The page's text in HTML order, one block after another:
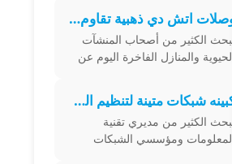
التشغيلي عبر اقتناء rg45 كونكتر
أصلي يضمن نقل البياناتوصلات اتش دي ذهبية تقاوم الصدأ وتضمن جودة بث لا تضاهى
الكثير من أصحاب المنشآت
والمنازل الفاخرة اليوم عن
موصلات وكابلات عالية
تضمن نقل الإشارات
كبينه شبكات متينة لتنظيم السيرفرات والأسلاك وحمايتها تماماً
الكثير من مديري تقنية
ومؤسسي الشبكات